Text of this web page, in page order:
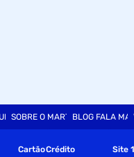
SOBRE O MARTINSBLOG FALA
CartãoCrédito Site